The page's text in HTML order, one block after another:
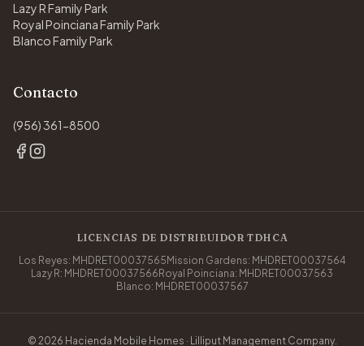
Lazy R Family Park
Royal Poinciana Family Park
Blanco Family Park
Contacto
(956) 361-8500
LICENCIAS DE DISTRIBUIDOR TDHCA
Los Reyes: MHDRET00037565 Mission Gardens: MHDRET00037564
Lazy R: MHDRET00037566 Royal Poinciana: MHDRET00037563
Blanco: MHDRET00037567
© 2026 Hacienda Mobile Homes · Lilliput Management Company.